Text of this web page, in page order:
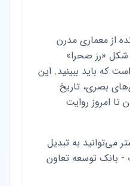
موزه‌ای زنده از معماری مدرن
«رز صحرا»
که باید ببینید. این
بصری، تاریخ
تا امروز روایت
می‌توانید به تبدیل
- بانک توسعه تعاون